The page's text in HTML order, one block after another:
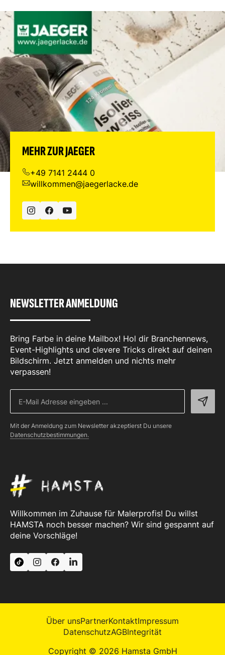
MEHR ZUR JAEGER
+49 7141 2444 0
willkommen@jaegerlacke.de
NEWSLETTER ANMELDUNG
Bring Farbe in deine Mailbox! Hol dir Branchennews,
Event-Highlights und clevere Tricks direkt auf deinen
Bildschirm. Jetzt anmelden und nichts mehr
verpassen!
Mit der Anmeldung zum Newsletter akzeptierst Du unsere
Datenschutzbestimmungen.
Willkommen im Zuhause für Malerprofis! Du willst
HAMSTA noch besser machen? Wir sind gespannt auf
deine Vorschläge!
Über unsPartnerKontaktImpressum
DatenschutzAGBIntegrität
Copyright © 2026 Hamsta GmbH